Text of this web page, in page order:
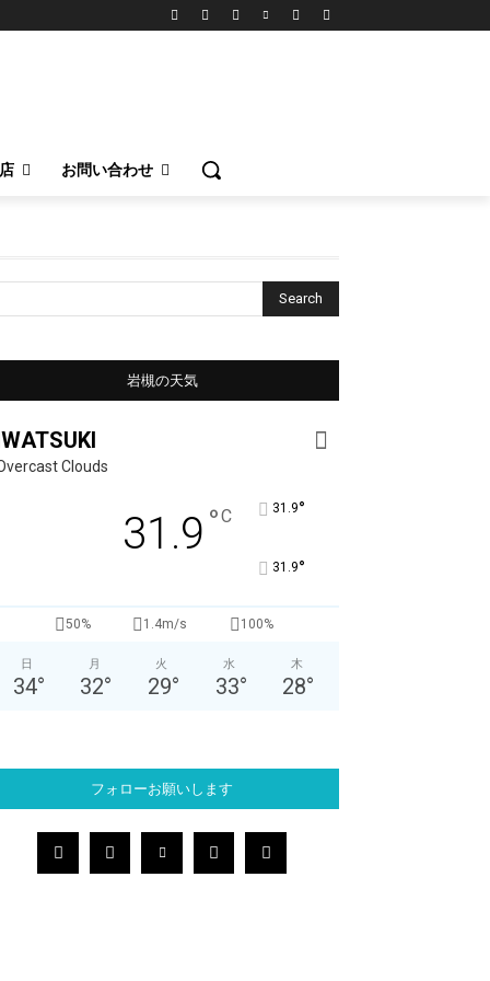
お問い合わせ
Search
岩槻の天気
Clouds
31.9 °C 31.9°
31.9°
50% 1.4m/s 100%
日
34°
月
32°
火
29°
水
33°
木
28°
フォローお願いします